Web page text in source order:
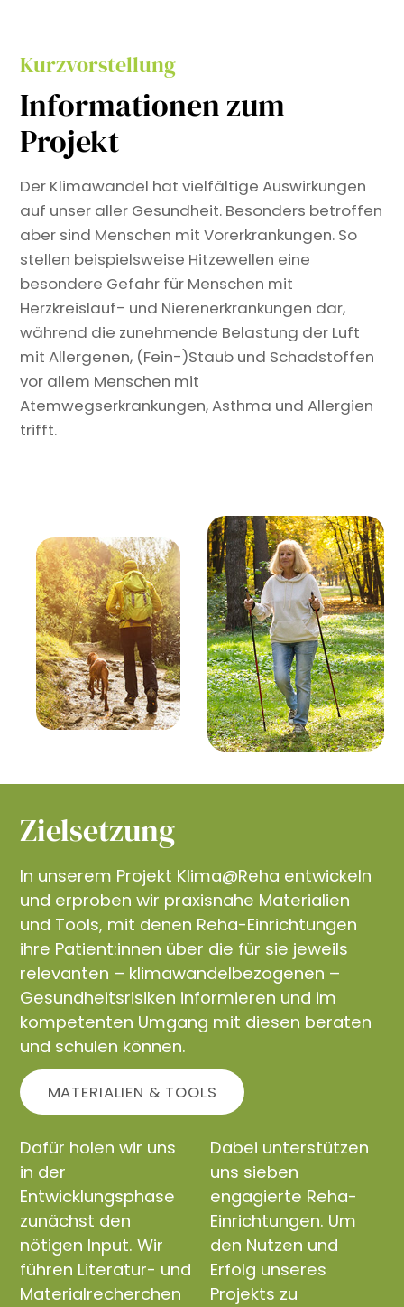
Kurzvorstellung
Informationen zum
Projekt
Der Klimawandel hat vielfältige Auswirkungen
auf unser aller Gesundheit. Besonders betroffen
aber sind Menschen mit Vorerkrankungen. So
stellen beispielsweise Hitzewellen eine
besondere Gefahr für Menschen mit
Herzkreislauf- und Nierenerkrankungen dar,
während die zunehmende Belastung der Luft
mit Allergenen, (Fein-)Staub und Schadstoffen
vor allem Menschen mit
Atemwegserkrankungen, Asthma und Allergien
trifft.
Zielsetzung
In unserem Projekt Klima@Reha entwickeln
und erproben wir praxisnahe Materialien
und Tools, mit denen Reha-Einrichtungen
ihre Patient:innen über die für sie jeweils
relevanten – klimawandelbezogenen –
Gesundheitsrisiken informieren und im
kompetenten Umgang mit diesen beraten
und schulen können.
MATERIALIEN & TOOLS
Dafür holen wir uns
in der
Entwicklungsphase
zunächst den
nötigen Input. Wir
führen Literatur- und
Materialrecherchen
Dabei unterstützen
uns sieben
engagierte Reha-
Einrichtungen. Um
den Nutzen und
Erfolg unseres
Projekts zu